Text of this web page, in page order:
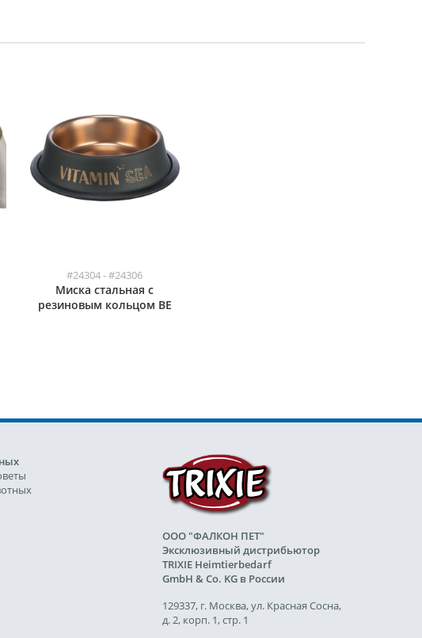
#24304 - #24306
Миска стальная с
резиновым кольцом BE
ООО "ФАЛКОН ПЕТ"
Эксклюзивный дистрибьютор
TRIXIE Heimtierbedarf
GmbH & Co. KG в России
129337, г. Москва, ул. Красная Сосна,
д. 2, корп. 1, стр. 1